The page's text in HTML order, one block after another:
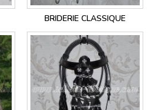
BRIDERIE CLASSIQUE